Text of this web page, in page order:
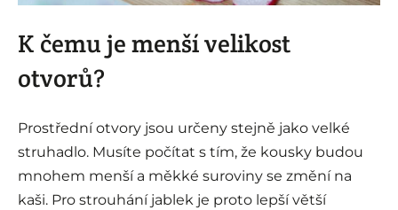
K čemu je menší velikost
otvorů?
Prostřední otvory jsou určeny stejně jako velké
struhadlo. Musíte počítat s tím, že kousky budou
mnohem menší a měkké suroviny se změní na
kaši. Pro strouhání jablek je proto lepší větší